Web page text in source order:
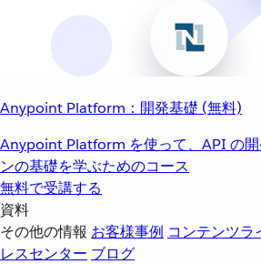
Anypoint Platform：開発基礎 (無料)
Anypoint Platform を使って、API の開
ンの基礎を学ぶためのコース
無料で受講する
資料
その他の情報 お客様事例 コンテンツラ
レスセンター ブログ